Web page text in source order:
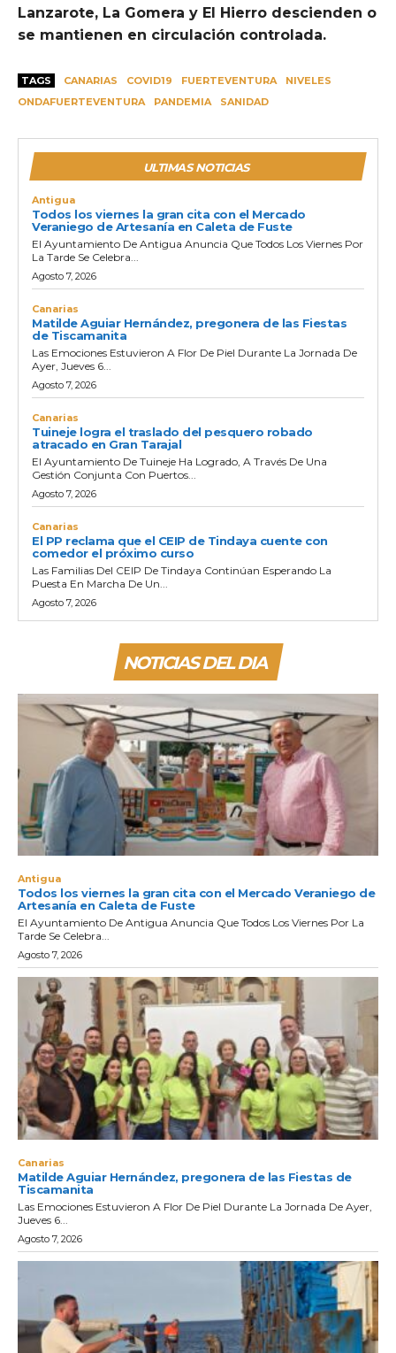
Lanzarote, La Gomera y El Hierro descienden o
se mantienen en circulación controlada.
TAGS CANARIAS COVID19 FUERTEVENTURA
NIVELES
ONDAFUERTEVENTURA
PANDEMIA SANIDAD
ULTIMAS NOTICIAS
Antigua
Todos los viernes la gran cita con el Mercado
Veraniego de Artesanía en Caleta de Fuste
El Ayuntamiento De Antigua Anuncia Que Todos Los Viernes Por
La Tarde Se Celebra...
Agosto 7, 2026
Canarias
Matilde Aguiar Hernández, pregonera de las Fiestas
de Tiscamanita
Las Emociones Estuvieron A Flor De Piel Durante La Jornada De
Ayer, Jueves 6...
Agosto 7, 2026
Canarias
Tuineje logra el traslado del pesquero robado
atracado en Gran Tarajal
El Ayuntamiento De Tuineje Ha Logrado, A Través De Una
Gestión Conjunta Con Puertos...
Agosto 7, 2026
Canarias
El PP reclama que el CEIP de Tindaya cuente con
comedor el próximo curso
Las Familias Del CEIP De Tindaya Continúan Esperando La
Puesta En Marcha De Un...
Agosto 7, 2026
NOTICIAS DEL DIA
Antigua
Todos los viernes la gran cita con el Mercado Veraniego de
Artesanía en Caleta de Fuste
El Ayuntamiento De Antigua Anuncia Que Todos Los Viernes Por La
Tarde Se Celebra...
Agosto 7, 2026
Canarias
Matilde Aguiar Hernández, pregonera de las Fiestas de
Tiscamanita
Las Emociones Estuvieron A Flor De Piel Durante La Jornada De Ayer,
Jueves 6...
Agosto 7, 2026